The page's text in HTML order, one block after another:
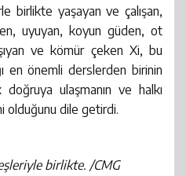
birlikte yaşayan ve çalışan,
uyuyan, koyun güden, ot
ve kömür çeken Xi, bu
en önemli derslerden birinin
ulaşmanın ve halkı
olduğunu dile getirdi.
birlikte. /CMG